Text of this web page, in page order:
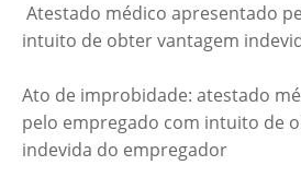
Atestado médico apresentado
intuito de obter vantagem
Ato de improbidade: atestado
pelo empregado com intuito de
indevida do empregador